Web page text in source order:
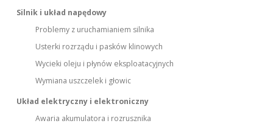
Silnik i układ napędowy
Problemy z uruchamianiem silnika
Usterki rozrządu i pasków klinowych
Wycieki oleju i płynów eksploatacyjnych
Wymiana uszczelek i głowic
Układ elektryczny i elektroniczny
Awaria akumulatora i rozrusznika